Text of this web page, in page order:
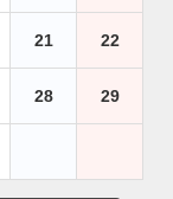
21 22
28 29